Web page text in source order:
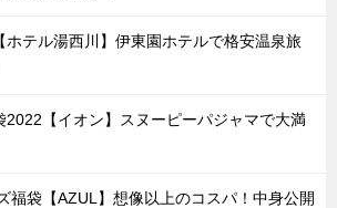
ホテル湯西川】伊東園ホテルで格安温泉旅
2022【イオン】スヌーピーパジャマで大満
福袋【AZUL】想像以上のコスパ！中身公開